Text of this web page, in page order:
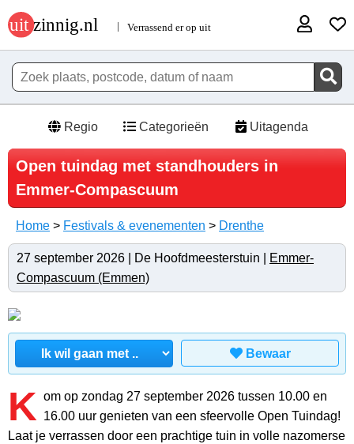
Regio Categorieën Uitagenda
Open tuindag met standhouders in
Emmer-Compascuum
Home > Festivals & evenementen > Drenthe
27 september 2026 | De Hoofdmeesterstuin |
Emmer-
Compascuum (Emmen)
Bewaar
K om op zondag 27 september 2026 tussen 10.00 en
16.00 uur genieten van een sfeervolle Open Tuindag!
Laat je verrassen door een prachtige tuin in volle nazomerse